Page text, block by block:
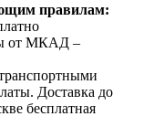
правилам:
от МКАД –
Доставка до
бесплатная